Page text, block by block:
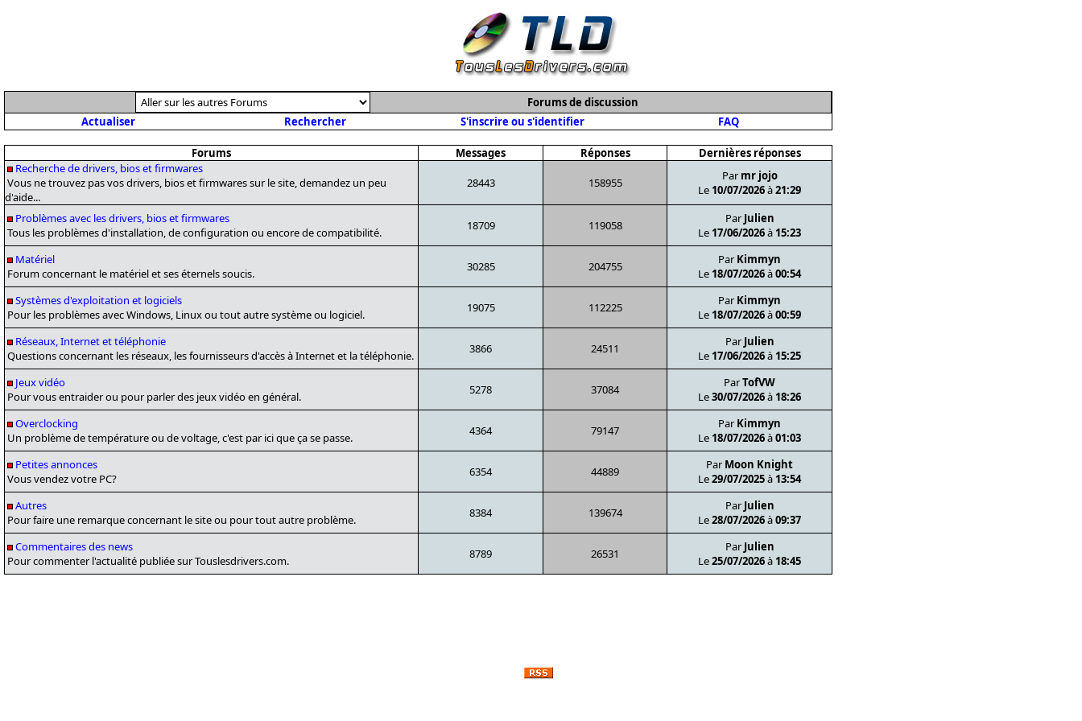
Forums de discussion
Actualiser
Rechercher S'inscrire ou s'identifier FAQ
Forums Messages Réponses
Dernières réponses
Recherche de drivers, bios et firmwares
Vous ne trouvez pas vos drivers, bios et firmwares sur le site, demandez un peu
d'aide...
28443 158955 Par mr jojo
Le 10/07/2026à21:29
Problèmes avec les drivers, bios et firmwares
Tous les problèmes d'installation, de configuration ou encore de compatibilité.
18709 119058 Par Julien
Le 17/06/2026à 15:23
Matériel
Forum concernant le matériel et ses éternels soucis.
30285 204755 Par Kimmyn
Le 18/07/2026à00:54
Systèmes d'exploitation et logiciels
Pour les problèmes avec Windows, Linux ou tout autre système ou logiciel.
19075 112225 Par Kimmyn
Le 18/07/2026à00:59
Réseaux, Internet et téléphonie
Questions concernant les réseaux, les fournisseurs d'accès à Internet et la téléphonie.
3866 24511 Par Julien
Le 17/06/2026à 15:25
Jeux vidéo
Pour vous entraider ou pour parler des jeux vidéo en général.
5278 37084 ParTofVW
Le30/07/2026à 18:26
Overclocking
Un problème de température ou de voltage, c'est par ici que ça se passe.
4364 79147 Par Kimmyn
Le 18/07/2026à01:03
Petites annonces
Vous vendez votre PC?
6354 44889 Par Moon Knight
Le29/07/2025à 13:54
Autres
Pour faire une remarque concernant le site ou pour tout autre problème.
8384 139674 Par Julien
Le28/07/2026à09:37
Commentaires des news
Pour commenter l'actualité publiée sur Touslesdrivers.com.
8789 26531 Par Julien
Le25/07/2026à 18:45